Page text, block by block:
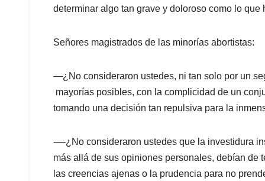
determinar algo tan grave y doloroso como lo que
Señores magistrados de las minorías abortistas:
—¿No consideraron ustedes, ni tan solo por un
mayorías posibles, con la complicidad de un
tomando una decisión tan repulsiva para la
-—¿No consideraron ustedes que la investidura
más allá de sus opiniones personales, debían de
las creencias ajenas o la prudencia para no